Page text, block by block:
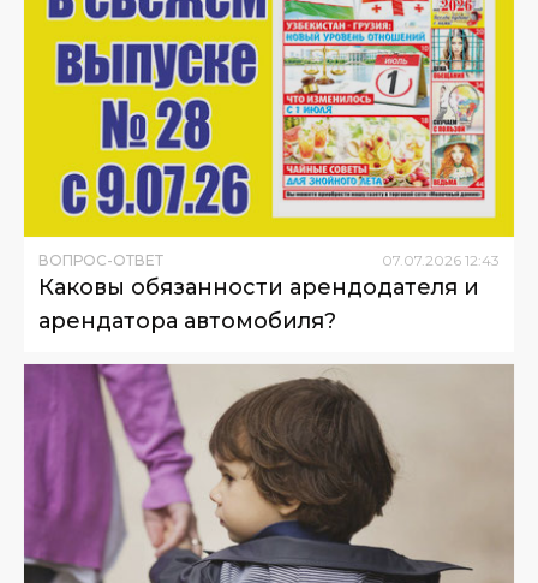
ВОПРОС-ОТВЕТ 07 07 2026 12:43
Каковы обязанности арендодателя и
арендатора автомобиля?